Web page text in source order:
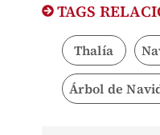
TAGS
Thalía
Árbol de